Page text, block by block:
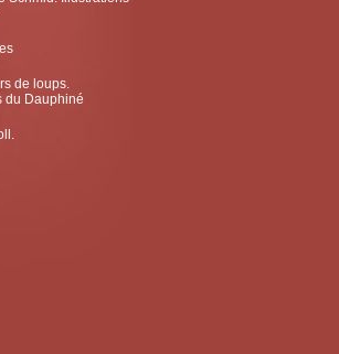
de loups.
du Dauphiné